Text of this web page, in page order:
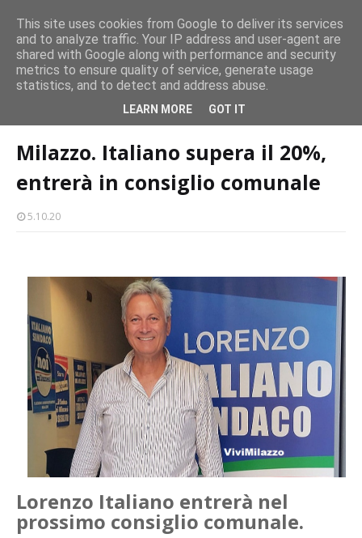
Milazzo 28ª Sagra del Pesce a Vaccarella: il programma
EVENTI
Milazzo. Italiano supera il 20%, entrerà in
Milazzo. Italiano supera il 20%,
entrerà in consiglio comunale
5.10.20
Lorenzo Italiano entrerà nel
prossimo consiglio comunale.
This site uses cookies from Google to deliver its services
and to analyze traffic. Your IP address and user-agent are
shared with Google along with performance and security
metrics to ensure quality of service, generate usage
statistics, and to detect and address abuse.
LEARN MORE GOT IT